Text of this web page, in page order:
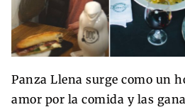
Panza Llena surge como un
amor por la comida y las